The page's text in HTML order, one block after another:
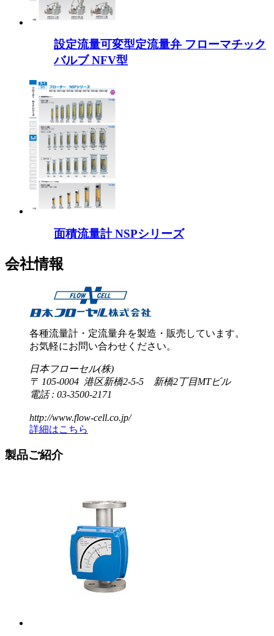
設定流量可変型定流量弁 フローマチック
バルブ NFV型
面積流量計 NSPシリーズ
会社情報
各種流量計・定流量弁を製造・販売しています。
お気軽にお問い合わせください。
日本フローセル(株)
〒 105-0004 港区新橋2-5-5 新橋2丁目MTビル
電話 : 03-3500-2171
http://www.flow-cell.co.jp/
詳細はこちら
製品ご紹介